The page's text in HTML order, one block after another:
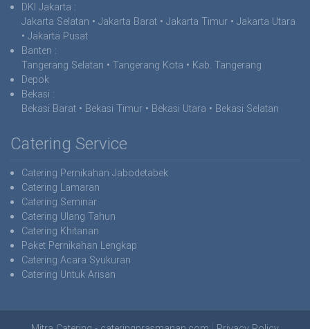
DKI Jakarta :
Jakarta Selatan • Jakarta Barat • Jakarta Timur • Jakarta Utara
• Jakarta Pusat
Banten :
Tangerang Selatan • Tangerang Kota • Kab. Tangerang
Depok
Bekasi :
Bekasi Barat • Bekasi Timur • Bekasi Utara • Bekasi Selatan
Catering Service
Catering Pernikahan Jabodetabek
Catering Lamaran
Catering Seminar
Catering Ulang Tahun
Catering Khitanan
Paket Pernikahan Lengkap
Catering Acara Syukuran
Catering Untuk Arisan